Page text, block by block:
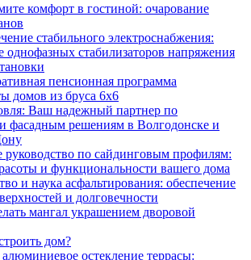
комфорт в гостиной: очарование
стабильного электроснабжения:
однофазных стабилизаторов напряжения
пенсионная программа
домов из бруса 6х6
Ваш надежный партнер по
фасадным решениям в Волгодонске и
руководство по сайдинговым профилям:
и функциональности вашего дома
и наука асфальтирования: обеспечение
и долговечности
мангал украшением дворовой
дом?
остекление террасы: